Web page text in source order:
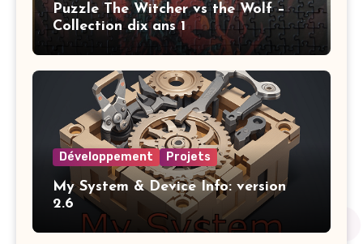
Puzzle The Witcher vs the Wolf –
Collection dix ans 1
Développement Projets
My System & Device Info: version
2.6